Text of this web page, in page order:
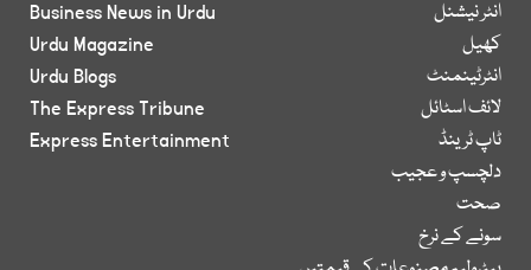
انٹر نیشنل
کھیل
انٹرٹینمنٹ
لائف اسٹائل
ٹاپ ٹرینڈ
دلچسپ و عجیب
صحت
سونے کے نرخ
Business News in Urdu
Urdu Magazine
Urdu Blogs
The Express Tribune
Express Entertainment